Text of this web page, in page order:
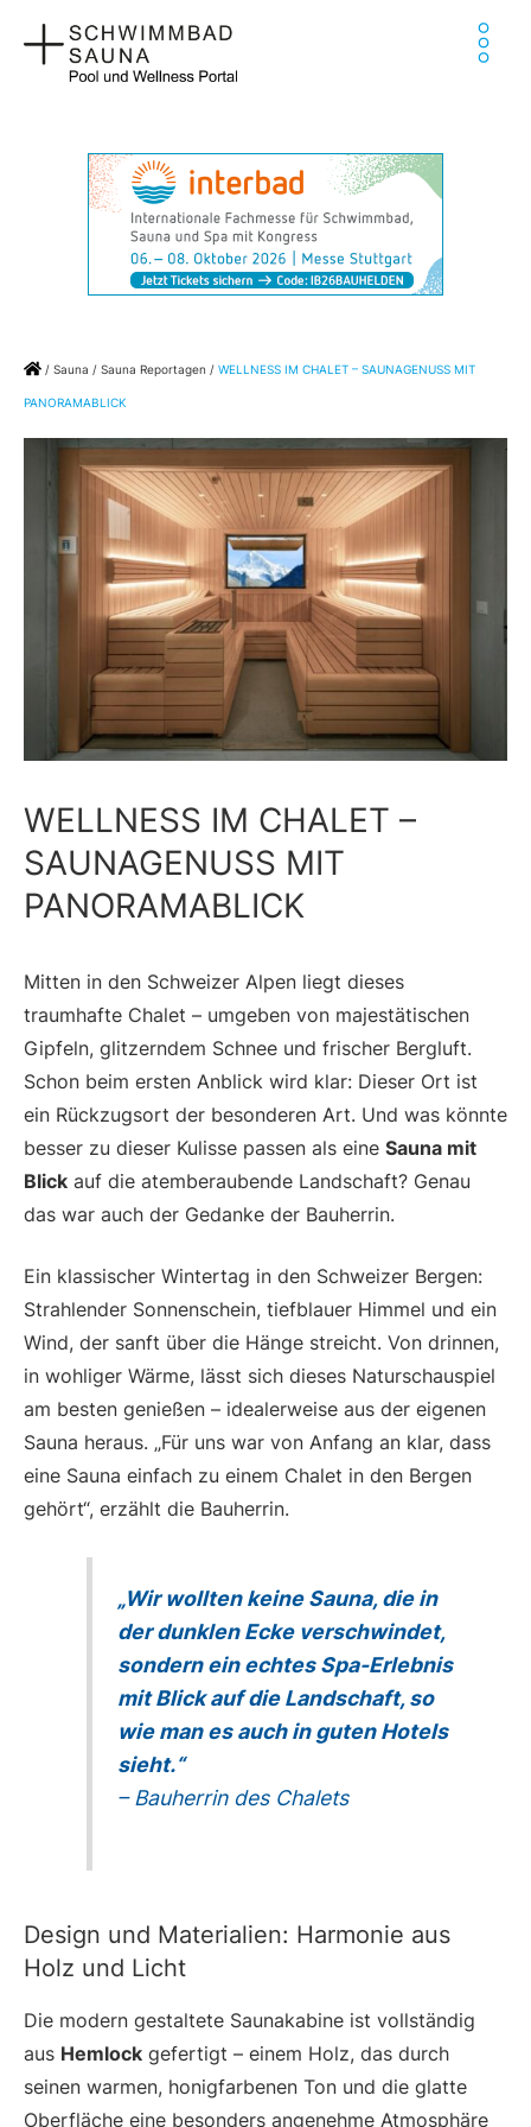
Inhalt
springen
Home
/ Sauna / Sauna Reportagen / WELLNESS IM CHALET – SAUNAGENUSS MIT
PANORAMABLICK
WELLNESS IM CHALET –
SAUNAGENUSS MIT
PANORAMABLICK
Mitten in den Schweizer Alpen liegt dieses
traumhafte Chalet – umgeben von majestätischen
Gipfeln, glitzerndem Schnee und frischer Bergluft.
Schon beim ersten Anblick wird klar: Dieser Ort ist
ein Rückzugsort der besonderen Art. Und was könnte
besser zu dieser Kulisse passen als eine Sauna mit
Blick auf die atemberaubende Landschaft? Genau
das war auch der Gedanke der Bauherrin.
Ein klassischer Wintertag in den Schweizer Bergen:
Strahlender Sonnenschein, tiefblauer Himmel und ein
Wind, der sanft über die Hänge streicht. Von drinnen,
in wohliger Wärme, lässt sich dieses Naturschauspiel
am besten genießen – idealerweise aus der eigenen
Sauna heraus. „Für uns war von Anfang an klar, dass
eine Sauna einfach zu einem Chalet in den Bergen
gehört“, erzählt die Bauherrin.
„Wir wollten keine Sauna, die in
der dunklen Ecke verschwindet,
sondern ein echtes Spa-Erlebnis
mit Blick auf die Landschaft, so
wie man es auch in guten Hotels
sieht.“
– Bauherrin des Chalets
Design und Materialien: Harmonie aus
Holz und Licht
Die modern gestaltete Saunakabine ist vollständig
aus Hemlock gefertigt – einem Holz, das durch
seinen warmen, honigfarbenen Ton und die glatte
Oberfläche eine besonders angenehme Atmosphäre